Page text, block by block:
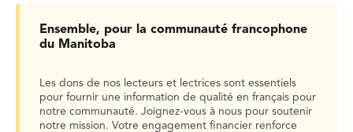
Ensemble, pour la communauté francophone
du Manitoba
Les dons de nos lecteurs et lectrices sont essentiels
pour fournir une information de qualité en français pour
notre communauté. Joignez-vous à nous pour soutenir
notre mission. Votre engagement financier renforce